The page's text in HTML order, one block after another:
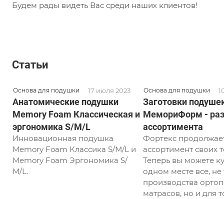
Будем рады видеть Вас среди наших клиентов!
Статьи
Основа для подушки 17 июля 2023
Анатомические подушки
Memory Foam Классическая и
эргономика S/М/L
Инновационная подушка
Memory Foam Классика S/М/L и
Memory Foam Эргономика S/
М/L.
Основа для подушки
Заготовки
МемориФорм -
ассортимента
Фортекс
ассортимент своих
Теперь вы можете
одном месте все, не
производства
матрасов, но и для